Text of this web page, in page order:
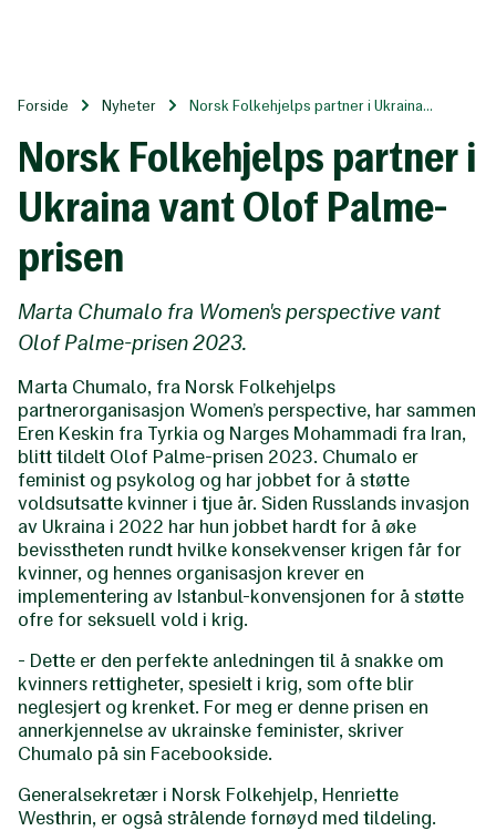
Forside Nyheter Norsk Folkehjelps partner i Ukraina...
Norsk Folkehjelps partner i
Ukraina vant Olof Palme-
prisen
Marta Chumalo fra Women's perspective vant
Olof Palme-prisen 2023.
Marta Chumalo, fra Norsk Folkehjelps
partnerorganisasjon Women’s perspective, har sammen
Eren Keskin fra Tyrkia og Narges Mohammadi fra Iran,
blitt tildelt Olof Palme-prisen 2023. Chumalo er
feminist og psykolog og har jobbet for å støtte
voldsutsatte kvinner i tjue år. Siden Russlands invasjon
av Ukraina i 2022 har hun jobbet hardt for å øke
bevisstheten rundt hvilke konsekvenser krigen får for
kvinner, og hennes organisasjon krever en
implementering av Istanbul-konvensjonen for å støtte
ofre for seksuell vold i krig.
- Dette er den perfekte anledningen til å snakke om
kvinners rettigheter, spesielt i krig, som ofte blir
neglesjert og krenket. For meg er denne prisen en
annerkjennelse av ukrainske feminister, skriver
Chumalo på sin Facebookside.
Generalsekretær i Norsk Folkehjelp, Henriette
Westhrin, er også strålende fornøyd med tildeling.